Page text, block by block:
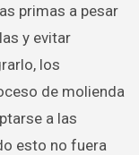
primas a pesar
y evitar
los
de molienda
a las
esto no fuera